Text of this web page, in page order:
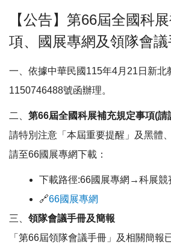
科學教育
資訊教育
科技中心
TeamNT
資訊技術
教育統計
【公告】第66屆全國科
項、國展專網及領隊會
一、依據中華民國115年4月21日新北
1150746488號函辦理。
二、 第66屆全國科展補充規定事項(請
請特別注意「本屆重要提醒」及黑體
請至66國展專網下載：
下載路徑:66國展專網→科展
🔗66國展專網
三、 領隊會議手冊及簡報
「第66屆領隊會議手冊」及相關簡報